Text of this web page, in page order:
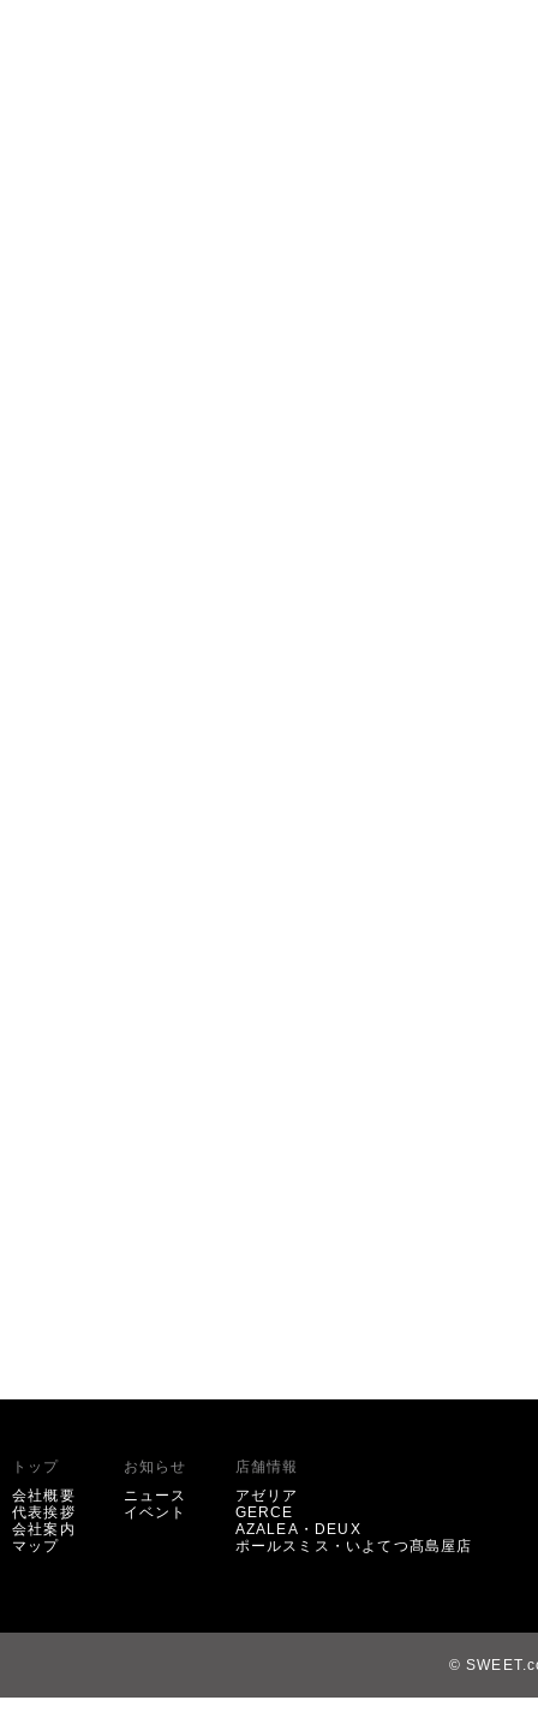
トップ
会社概要
代表挨拶
会社案内
マップ
お知らせ
ニュース
イベント
店舗情報
アゼリア
GERCE
AZALEA・DEUX
ポールスミス・いよてつ髙島屋店
©